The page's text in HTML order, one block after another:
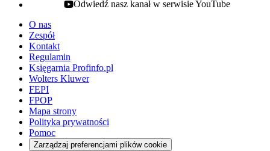
youtube - otwiera się w nowej karcie
Odwiedź nasz kanał w serwisie YouTube
O nas
Zespół
Kontakt
Regulamin
Księgarnia Profinfo.pl
Wolters Kluwer
FEPI
FPOP
Mapa strony
Polityka prywatności
Pomoc
Zarządzaj preferencjami plików cookie